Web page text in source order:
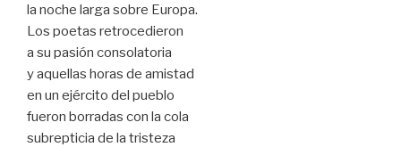
la noche larga sobre Europa.
Los poetas retrocedieron
a su pasión consolatoria
y aquellas horas de amistad
en un ejército del pueblo
fueron borradas con la cola
subrepticia de la tristeza